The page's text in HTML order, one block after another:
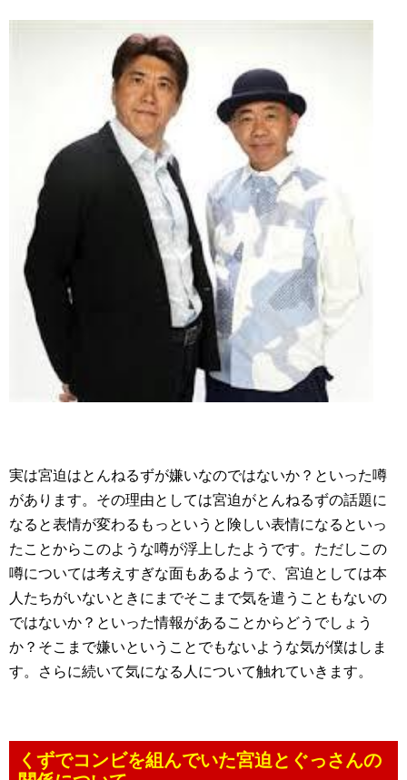
実は宮迫はとんねるずが嫌いなのではないか？といった噂
があります。その理由としては宮迫がとんねるずの話題に
なると表情が変わるもっというと険しい表情になるといっ
たことからこのような噂が浮上したようです。ただしこの
噂については考えすぎな面もあるようで、宮迫としては本
人たちがいないときにまでそこまで気を遣うこともないの
ではないか？といった情報があることからどうでしょう
か？そこまで嫌いということでもないような気が僕はしま
す。さらに続いて気になる人について触れていきます。
くずでコンビを組んでいた宮迫とぐっさんの